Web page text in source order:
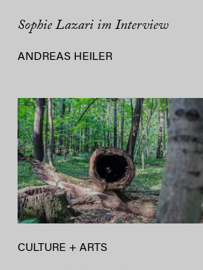
Sophie Lazari im Interview
ANDREAS HEILER
CULTURE + ARTS